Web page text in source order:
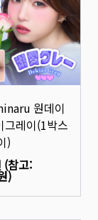
원데이
그레이(1박스
)
(참고:
)